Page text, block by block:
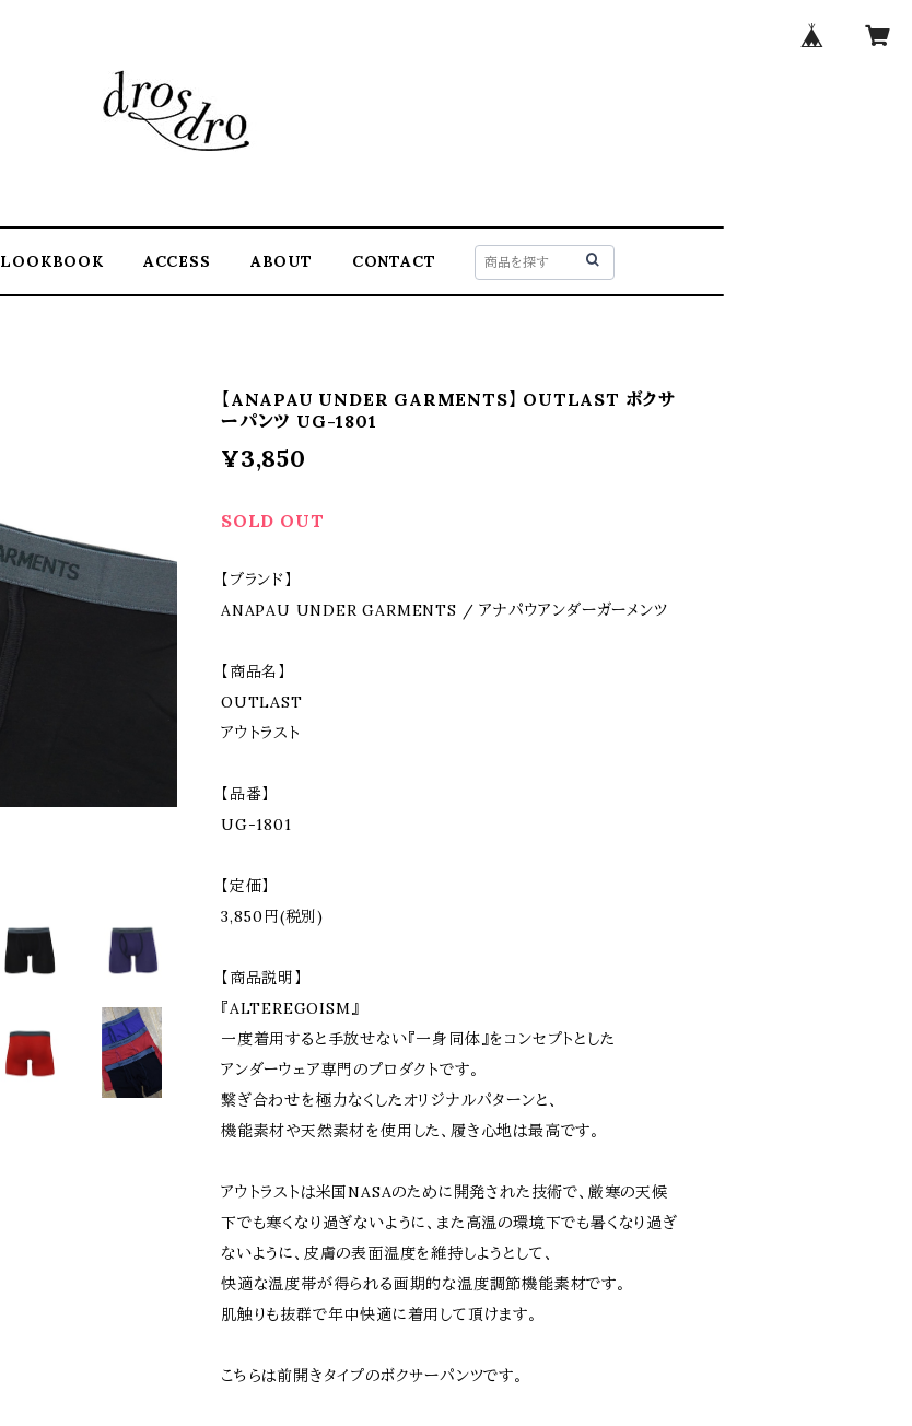
LOOKBOOK ACCESS ABOUT CONTACT
【ANAPAU UNDER GARMENTS】 OUTLAST ボクサ
ーパンツ UG-1801
¥3,850
SOLD OUT
【ブランド】
ANAPAU UNDER GARMENTS / アナパウアンダーガーメンツ
【商品名】
OUTLAST
アウトラスト
【品番】
UG-1801
【定価】
3,850円(税別)
【商品説明】
『ALTEREGOISM』
一度着用すると手放せない『一身同体』をコンセプトとした
アンダーウェア専門のプロダクトです。
繋ぎ合わせを極力なくしたオリジナルパターンと、
機能素材や天然素材を使用した、履き心地は最高です。
アウトラストは米国NASAのために開発された技術で、厳寒の天候
下でも寒くなり過ぎないように、また高温の環境下でも暑くなり過ぎ
ないように、皮膚の表面温度を維持しようとして、
快適な温度帯が得られる画期的な温度調節機能素材です。
肌触りも抜群で年中快適に着用して頂けます。
こちらは前開きタイプのボクサーパンツです。